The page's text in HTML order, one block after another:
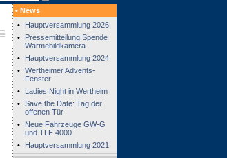
• News
•
Hauptversammlung 2026
•
Pressemitteilung Spende
Wärmebildkamera
•
Hauptversammlung 2024
• Wertheimer Advents-
Fenster
•
Ladies Night in Wertheim
• Save the Date: Tag der
offenen Tür
•
Neue Fahrzeuge GW-G
und TLF 4000
•
Hauptversammlung 2021